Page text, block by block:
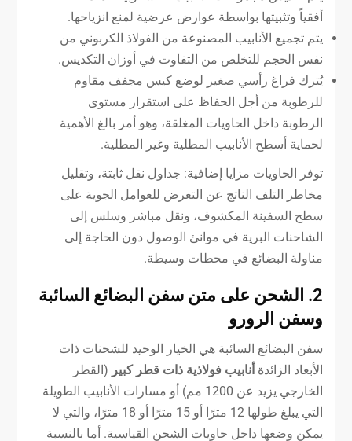
أفقياً وتثبيتها بواسطة عوارض عرضية لمنع انزياحها.
يتم تجميع الأنابيب المصنوعة من الفولاذ الكربوني من
نفس الحجم للتخلص من التفاوت في أوزان التكديس.
يُترك فراغ رأسي صغير لوضع كيس مجفف مقاوم
للرطوبة من أجل الحفاظ على استقرار مستوى
الرطوبة داخل الحاويات المغلقة، وهو أمر بالغ الأهمية
لحماية أسطح الأنابيب المطلية وغير المطلية.
توفر الحاويات مزايا إضافية: جداول نقل ثابتة، وتقليل
مخاطر التلف الناتج عن التعرض للعوامل الجوية على
سطح السفينة المكشوف، ونقل مباشر وسلس إلى
الشاحنات البرية في موانئ الوصول دون الحاجة إلى
مناولة البضائع في محطات وسيطة.
2. الشحن على متن سفن البضائع السائبة
وسفن الرورو
سفن البضائع السائبة هي الخيار الوحيد للشحنات ذات
الأبعاد الزائدة أنابيب فولاذية ذات قطر كبير (القطر
الخارجي يزيد عن 1200 مم) أو مسارات الأنابيب الطويلة
التي يبلغ طولها 12 مترًا أو 15 مترًا أو 18 مترًا، والتي لا
يمكن وضعها داخل حاويات الشحن القياسية. أما بالنسبة